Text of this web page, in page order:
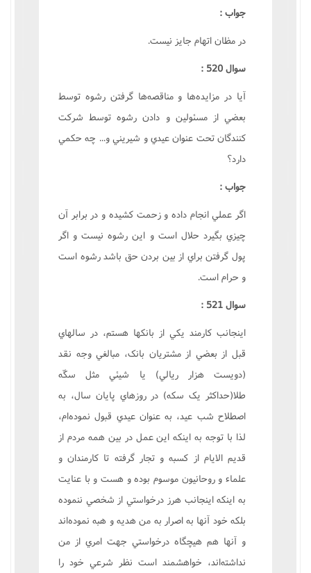
جواب :
در مظان اتهام جايز نيست.
سوال 520 :
آيا در مزايده‌ها و مناقصه‌ها گرفتن رشوه توسط
بعضي از مسئولين و دادن رشوه توسط شرکت
کنندگان تحت عنوان عيدي و شيريني و... چه حکمي
دارد؟
جواب :
اگر عملي انجام داده و زحمت کشيده و در برابر آن
چيزي بگيرد حلال است و اين رشوه نيست و اگر
پول گرفتن براي از بين بردن حق باشد رشوه است
و حرام است.
سوال 521 :
اينجانب کارمند يکي از بانکها هستم، در سالهاي
قبل از بعضي از مشتريان بانک، مبالغي وجه نقد
(دويست هزار ريالي) يا شيئي مثل سکّه
طلا(حداکثر يک سکه) در روزهاي پايان سال، به
اصطلاح شب عيد، به عنوان عيدي قبول نموده‌ام،
لذا با توجه به اينکه اين عمل در بين همه مردم از
قديم الايام از کسبه و تجار گرفته تا کارمندان و
علماء و روحانيون موسوم بوده و هست و با عنايت
به اينکه اينجانب هرز درخواستي از شخصي ننموده
بلکه خود آنها به اصرار به من هديه و هبه نموده‌اند
و آنها هم هيچگاه درخواستي جهت امري از من
نداشته‌اند، خواهشمند است نظر شرعي خود را